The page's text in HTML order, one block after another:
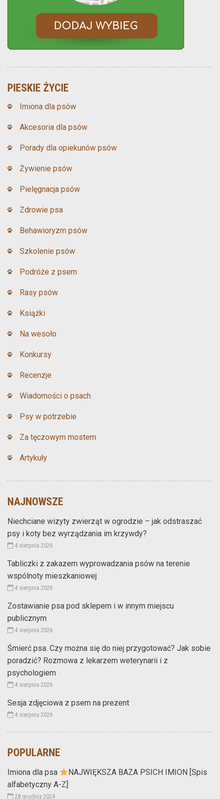
PIESKIE ŻYCIE
Imiona dla psów
Akcesoria dla psów
Porady dla opiekunów psów
Żywienie psów
Pielęgnacja psów
Zdrowie psa
Behawioryzm psów
Szkolenie psów
Podróże z psem
Rasy psów
Książki
Na wesoło
Konkursy
Recenzje
Wiadomości o psach
Psy w potrzebie
Za tęczowym mostem
Artykuły
NAJNOWSZE
Niechciane wizyty zwierząt w ogrodzie – jak odstraszać
psy i koty bez wyrządzania im krzywdy?
4 sierpnia 2026
Tabliczki z zakazem wyprowadzania psów na terenie
wspólnoty mieszkaniowej
4 sierpnia 2026
Zostawianie psa pod sklepem i w innym miejscu
publicznym
4 sierpnia 2026
Śmierć psa. Czy można się do niej przygotować? Jak sobie
poradzić? Rozmowa z lekarzem weterynarii i z
psychologiem
4 sierpnia 2026
Sesja zdjęciowa z psem na prezent
4 sierpnia 2026
POPULARNE
Imiona dla psa
NAJWIĘKSZA BAZA PSICH IMION [Spis
alfabetyczny A-Z]
28 grudnia 2024